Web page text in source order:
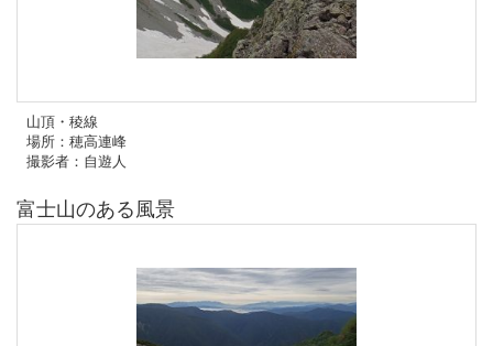
山頂・稜線
場所：穂高連峰
撮影者：自遊人
富士山のある風景